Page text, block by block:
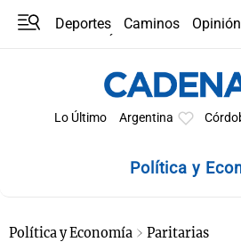
Deportes Caminos
Opinión
Lo Último Argentina
Política y
Política y Economía Paritarias